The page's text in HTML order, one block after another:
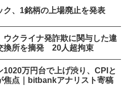
ク、1銘柄の上場廃止を発表
ウクライナ発詐欺に関与した違
換所を摘発 20人超拘束
1020万円台で上げ渋り、CPIと
焦点｜bitbankアナリスト寄稿